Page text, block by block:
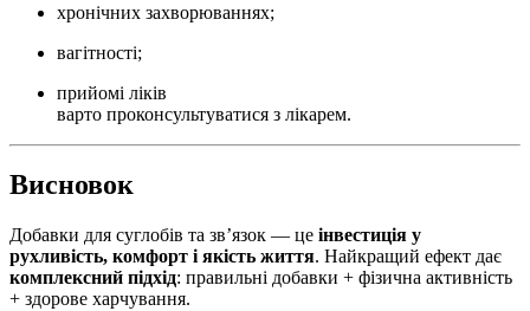
хронічних захворюваннях;
вагітності;
прийомі ліків
варто проконсультуватися з лікарем.
Висновок
Добавки для суглобів та зв’язок — це інвестиція у
рухливість, комфорт і якість життя. Найкращий ефект дає
комплексний підхід: правильні добавки + фізична активність
+ здорове харчування.